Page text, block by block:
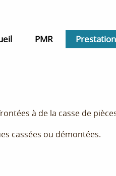
PMR
à de la casse de
cassées ou démontées.